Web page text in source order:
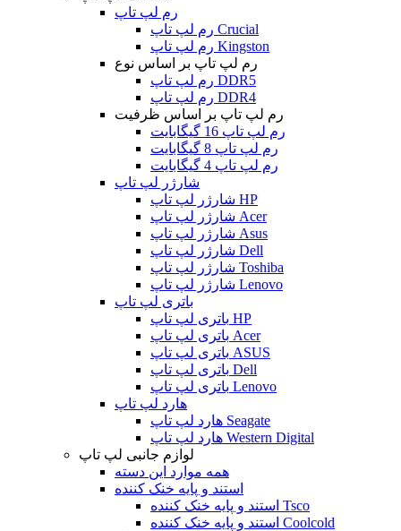
رم لپ تاپ
رم لپ تاپ Crucial
رم لپ تاپ Kingston
رم لپ تاپ بر اساس نوع
رم لپ تاپ DDR5
رم لپ تاپ DDR4
رم لپ تاپ بر اساس ظرفیت
رم لپ تاپ 16 گیگابایت
رم لپ تاپ 8 گیگابایت
رم لپ تاپ 4 گیگابایت
شارژر لپ تاپ
شارژر لپ تاپ HP
شارژر لپ تاپ Acer
شارژر لپ تاپ Asus
شارژر لپ تاپ Dell
شارژر لپ تاپ Toshiba
شارژر لپ تاپ Lenovo
باتری لپ تاپ
باتری لپ تاپ HP
باتری لپ تاپ Acer
باتری لپ تاپ ASUS
باتری لپ تاپ Dell
باتری لپ تاپ Lenovo
هارد لپ تاپ
هارد لپ تاپ Seagate
هارد لپ تاپ Western Digital
لوازم جانبی لپ تاپ
همه موارد این دسته
استند و پایه خنک کننده
استند و پایه خنک کننده Tsco
استند و پایه خنک کننده Coolcold